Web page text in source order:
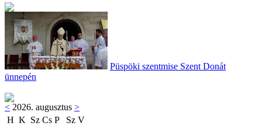
Püspöki szentmise Szent Donát
ünnepén
< 2026. augusztus >
H K Sz Cs P Sz V